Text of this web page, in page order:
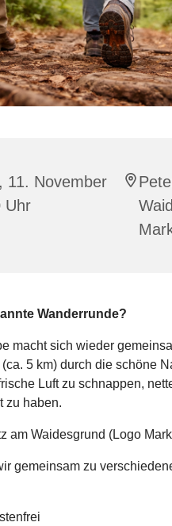
11. November
Uhr
Wanderrunde?
macht sich wieder
5 km) durch die schöne
Luft zu schnappen,
zu haben.
am Waidesgrund (Logo
gemeinsam zu